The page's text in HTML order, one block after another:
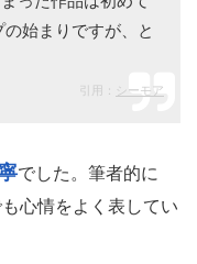
始まりですが、と
引用： シーモア
でした。筆者的に
心情をよく表してい